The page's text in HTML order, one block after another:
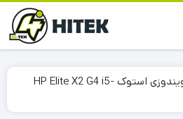
تبلت ویندوزی استوک HP Elite X2 G4 i5-